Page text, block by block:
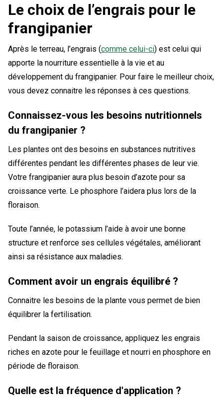
Le choix de l’engrais pour le
frangipanier
Après le terreau, l’engrais (comme celui-ci) est celui qui
apporte la nourriture essentielle à la vie et au
développement du frangipanier. Pour faire le meilleur choix,
vous devez connaitre les réponses à ces questions.
Connaissez-vous les besoins nutritionnels
du frangipanier ?
Les plantes ont des besoins en substances nutritives
différentes pendant les différentes phases de leur vie.
Votre frangipanier aura plus besoin d’azote pour sa
croissance verte. Le phosphore l’aidera plus lors de la
floraison.
Toute l’année, le potassium l’aide à avoir une bonne
structure et renforce ses cellules végétales, améliorant
ainsi sa résistance aux maladies.
Comment avoir un engrais équilibré ?
Connaitre les besoins de la plante vous permet de bien
équilibrer la fertilisation.
Pendant la saison de croissance, appliquez les engrais
riches en azote pour le feuillage et nourri en phosphore en
période de floraison.
Quelle est la fréquence d'application ?